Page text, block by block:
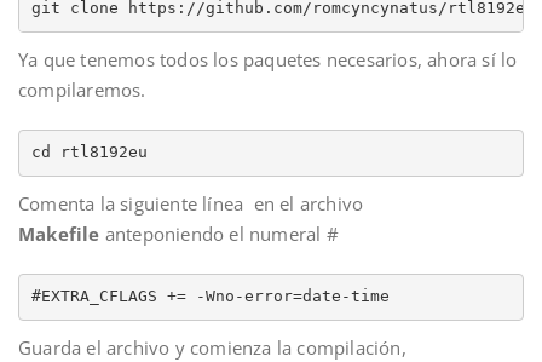
git clone https://github.com/romcyncynatus/
Ya que tenemos todos los paquetes necesarios, ahora sí lo
compilaremos.
cd rtl8192eu
Comenta la siguiente línea en el archivo
Makefile anteponiendo el numeral #
#EXTRA_CFLAGS += -Wno-error=date-time
Guarda el archivo y comienza la compilación,